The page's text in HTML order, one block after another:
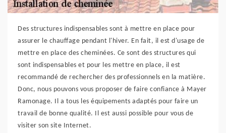
Des structures indispensables sont à mettre en place pour
assurer le chauffage pendant l'hiver. En fait, il est d'usage de
mettre en place des cheminées. Ce sont des structures qui
sont indispensables et pour les mettre en place, il est
recommandé de rechercher des professionnels en la matière.
Donc, nous pouvons vous proposer de faire confiance à Mayer
Ramonage. Il a tous les équipements adaptés pour faire un
travail de bonne qualité. Il est aussi possible pour vous de
visiter son site Internet.